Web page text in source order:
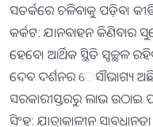
ସତର୍କରେ ଚଳିବାକୁ ପଡ଼ିବ।
କର୍କଟ: ଯାନବାହନ କିଣିବାର
ହେବେ। ଆର୍ଥିକ ସ୍ଥିତି ସ୍ୱଚ୍ଛଳ
ଦେବ ଦର୍ଶନର େସୗଭାଗ୍ୟ
ସରକାରୀସ୍ତରରୁ ଲାଭ ଉଠାଇ
ସିଂହ: ଯାତ୍ରାକାଳୀନ